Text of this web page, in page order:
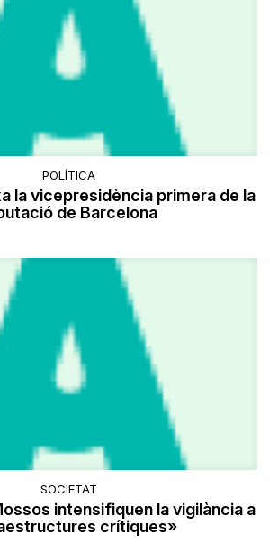
POLÍTICA
la vicepresidència primera de la
de Barcelona
SOCIETAT
intensifiquen la vigilància a
crítiques»